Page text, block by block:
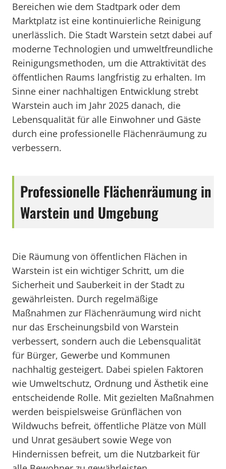
Bereichen wie dem Stadtpark oder dem
Marktplatz ist eine kontinuierliche Reinigung
unerlässlich. Die Stadt Warstein setzt dabei auf
moderne Technologien und umweltfreundliche
Reinigungsmethoden, um die Attraktivität des
öffentlichen Raums langfristig zu erhalten. Im
Sinne einer nachhaltigen Entwicklung strebt
Warstein auch im Jahr 2025 danach, die
Lebensqualität für alle Einwohner und Gäste
durch eine professionelle Flächenräumung zu
verbessern.
Professionelle Flächenräumung in
Warstein und Umgebung
Die Räumung von öffentlichen Flächen in
Warstein ist ein wichtiger Schritt, um die
Sicherheit und Sauberkeit in der Stadt zu
gewährleisten. Durch regelmäßige
Maßnahmen zur Flächenräumung wird nicht
nur das Erscheinungsbild von Warstein
verbessert, sondern auch die Lebensqualität
für Bürger, Gewerbe und Kommunen
nachhaltig gesteigert. Dabei spielen Faktoren
wie Umweltschutz, Ordnung und Ästhetik eine
entscheidende Rolle. Mit gezielten Maßnahmen
werden beispielsweise Grünflächen von
Wildwuchs befreit, öffentliche Plätze von Müll
und Unrat gesäubert sowie Wege von
Hindernissen befreit, um die Nutzbarkeit für